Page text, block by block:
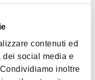
contenuti ed
dei social media e
inoltre